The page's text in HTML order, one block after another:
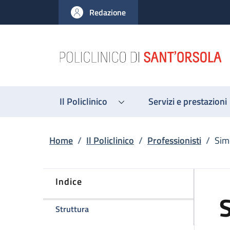
al contenuto principale
to footer content
Redazione
Il Policlinico Servizi e prestazioni
Briciole di pane
Home / Il Policlinico / Professionisti /
Indice
Strutturadella pagina Simone Manera